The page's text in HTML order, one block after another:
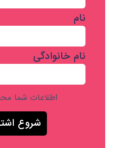
نام
نام خانوادگی
اطلاعات شما